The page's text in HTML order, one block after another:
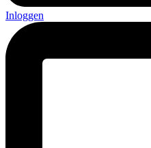
Inloggen